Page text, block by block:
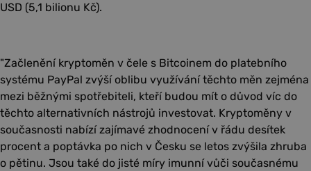
USD (5,1 bilionu Kč).
"Začlenění kryptoměn v čele s Bitcoinem do platebního
systému PayPal zvýší oblibu využívání těchto měn zejména
mezi běžnými spotřebiteli, kteří budou mít o důvod víc do
těchto alternativních nástrojů investovat. Kryptoměny v
současnosti nabízí zajímavé zhodnocení v řádu desítek
procent a poptávka po nich v Česku se letos zvýšila zhruba
o pětinu. Jsou také do jisté míry imunní vůči současnému